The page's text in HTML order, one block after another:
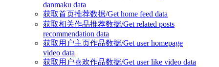
danmaku data
获取首页推荐数据/Get home feed data
获取相关作品推荐数据/Get related posts
recommendation data
获取用户主页作品数据/Get user homepage
video data
获取用户喜欢作品数据/Get user like video data